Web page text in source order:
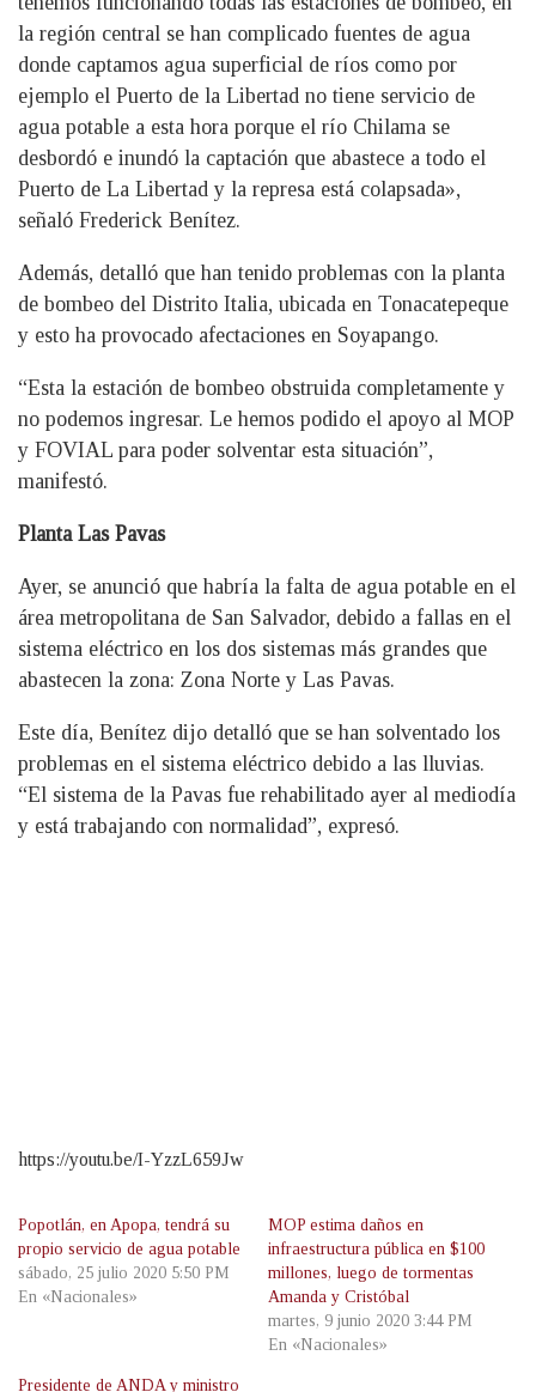
la región central se han complicado fuentes de agua
donde captamos agua superficial de ríos como por
ejemplo el Puerto de la Libertad no tiene servicio de
agua potable a esta hora porque el río Chilama se
desbordó e inundó la captación que abastece a todo el
Puerto de La Libertad y la represa está colapsada»,
señaló Frederick Benítez.
Además, detalló que han tenido problemas con la planta
de bombeo del Distrito Italia, ubicada en Tonacatepeque
y esto ha provocado afectaciones en Soyapango.
“Esta la estación de bombeo obstruida completamente y
no podemos ingresar. Le hemos podido el apoyo al MOP
y FOVIAL para poder solventar esta situación”,
manifestó.
Planta Las Pavas
Ayer, se anunció que habría la falta de agua potable en el
área metropolitana de San Salvador, debido a fallas en el
sistema eléctrico en los dos sistemas más grandes que
abastecen la zona: Zona Norte y Las Pavas.
Este día, Benítez dijo detalló que se han solventado los
problemas en el sistema eléctrico debido a las lluvias.
“El sistema de la Pavas fue rehabilitado ayer al mediodía
y está trabajando con normalidad”, expresó.
https://youtu.be/I-YzzL659Jw
Popotlán, en Apopa, tendrá su
propio servicio de agua potable
sábado, 25 julio 2020 5:50 PM
En «Nacionales»
MOP estima daños en
infraestructura pública en $100
millones, luego de tormentas
Amanda y Cristóbal
martes, 9 junio 2020 3:44 PM
En «Nacionales»
Presidente de ANDA y ministro